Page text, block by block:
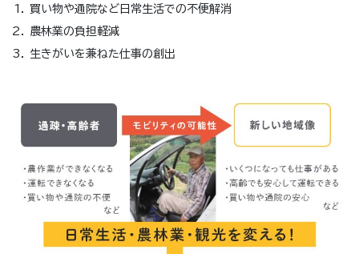
買い物や通院など日常生活での不便解消
農林業の負担軽減
生きがいを兼ねた仕事の創出